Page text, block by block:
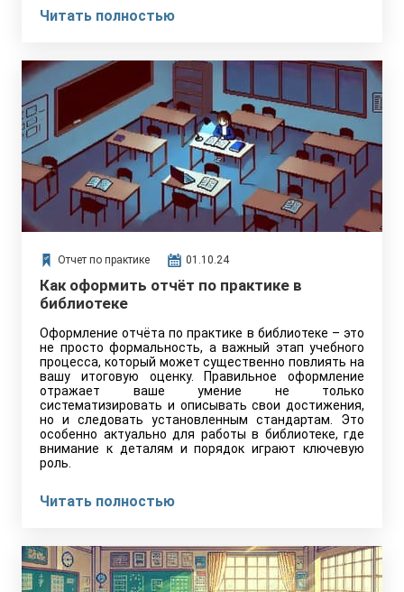
Читать полностью
Отчет по практике 01.10.24
Как оформить отчёт по практике в
библиотеке
Оформление отчёта по практике в библиотеке – это
не просто формальность, а важный этап учебного
процесса, который может существенно повлиять на
вашу итоговую оценку. Правильное оформление
отражает ваше умение не только
систематизировать и описывать свои достижения,
но и следовать установленным стандартам. Это
особенно актуально для работы в библиотеке, где
внимание к деталям и порядок играют ключевую
роль.
Читать полностью